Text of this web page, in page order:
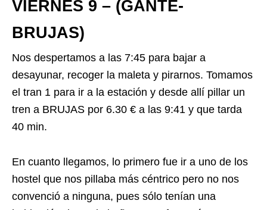
VIERNES 9 – (GANTE-
BRUJAS)
Nos despertamos a las 7:45 para bajar a
desayunar, recoger la maleta y pirarnos. Tomamos
el tran 1 para ir a la estación y desde allí pillar un
tren a BRUJAS por 6.30 € a las 9:41 y que tarda
40 min.
En cuanto llegamos, lo primero fue ir a uno de los
hostel que nos pillaba más céntrico pero no nos
convenció a ninguna, pues sólo tenían una